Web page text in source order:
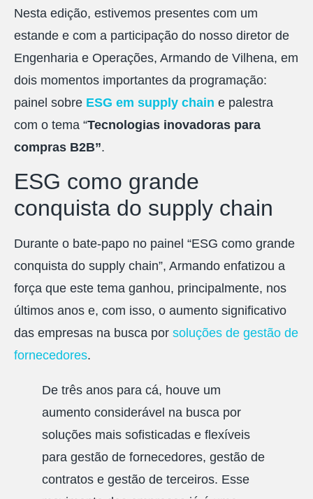
Nesta edição, estivemos presentes com um
estande e com a participação do nosso diretor de
Engenharia e Operações, Armando de Vilhena, em
dois momentos importantes da programação:
painel sobre ESG em supply chain e palestra
com o tema “Tecnologias inovadoras para
compras B2B”.
ESG como grande
conquista do supply chain
Durante o bate-papo no painel “ESG como grande
conquista do supply chain”, Armando enfatizou a
força que este tema ganhou, principalmente, nos
últimos anos e, com isso, o aumento significativo
das empresas na busca por soluções de gestão de
fornecedores.
De três anos para cá, houve um
aumento considerável na busca por
soluções mais sofisticadas e flexíveis
para gestão de fornecedores, gestão de
contratos e gestão de terceiros. Esse